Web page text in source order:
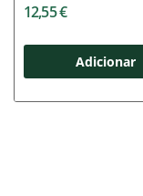
12,55 €
Adicionar